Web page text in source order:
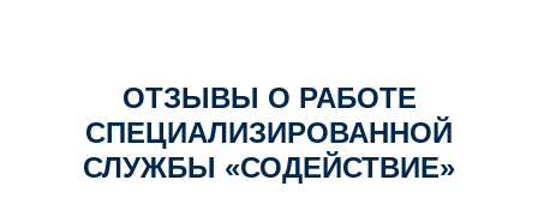
ОТЗЫВЫ О РАБОТЕ
СПЕЦИАЛИЗИРОВАННОЙ
СЛУЖБЫ «СОДЕЙСТВИЕ»